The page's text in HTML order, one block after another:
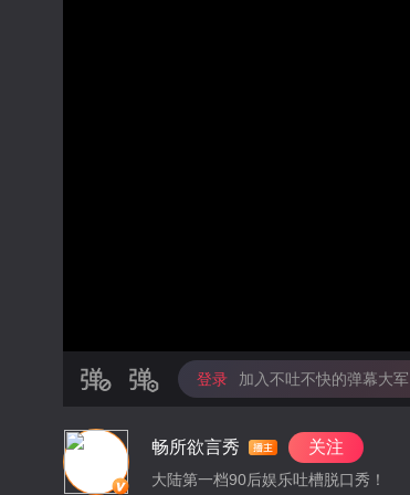
登录 加入不吐不快的弹幕大军
畅所欲言秀 关注
大陆第一档90后娱乐吐槽脱口秀！